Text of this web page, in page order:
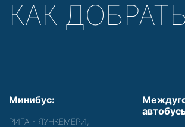
КАК
Минибус:
РИГА - ЯУНКЕМЕРИ,